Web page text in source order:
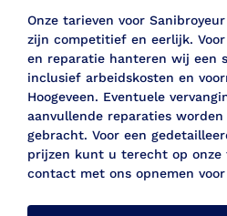
Onze tarieven voor
zijn competitief en eerlijk.
en reparatie hanteren wij een
inclusief arbeidskosten en
Hoogeveen. Eventuele
aanvullende reparaties
gebracht. Voor een
prijzen kunt u terecht op
contact met ons opnemen